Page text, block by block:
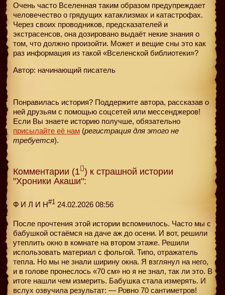
Очень часто Вселенная таким образом предупреждает
человечество о грядущих катаклизмах и катастрофах.
Через своих проводников, предсказателей и
экстрасенсов, она дозировано выдаёт некие знания о
том, что должно произойти. Может и вещие сны это как
раз информация из такой «Вселенской библиотеки»?
Автор: начинающий писатель
Понравилась история? Поддержите автора, рассказав о
ней друзьям с помощью соцсетей или мессенджеров!
Если Вы знаете историю получше, обязательно
присылайте её нам (регистрация для этого не
требуется).
Комментарии (1 ) к страшной истории
"Хроники Акаши":
Ф И Л И Н#1 24.02.2026 08:56
После прочтения этой истории вспомнилось. Часто мы с
бабушкой остаёмся на даче аж до осени. И вот, решили
утеплить окно в комнате на втором этаже. Решили
использовать материал с фольгой. Типо, отражатель
тепла. Но мы не знали ширину окна. Я взглянул на него,
и в голове пронеслось «70 см» но я не знал, так ли это. В
итоге нашли чем измерить. Бабушка стала измерять. И
вслух озвучила результат: — Ровно 70 сантиметров!